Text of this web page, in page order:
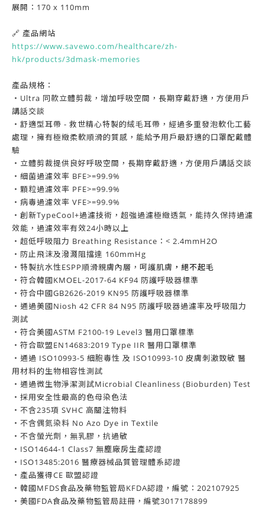
展開：170 x 110mm
🔗 產品網站
https://www.savewo.com/healthcare/zh-
hk/products/3dmask-memories
產品規格：
・Ultra 同款立體剪裁，增加呼吸空間，長期穿戴舒適，方便用戶
講話交談
・舒適型耳帶 - 救世精心特製的絨毛耳帶，經過多重發泡軟化工藝
處理，擁有極緻柔軟順滑的質感，能給予用戶最舒適的口罩配戴體
驗
・立體剪裁提供良好呼吸空間，長期穿戴舒適，方便用戶講話交談
・細菌過濾效率 BFE>=99.9%
・顆粒過濾效率 PFE>=99.9%
・病毒過濾效率 VFE>=99.9%
・創新TypeCool+過濾技術，超強過濾極緻透氣，能持久保持過濾
效能，過濾效率有效24小時以上
・超低呼吸阻力 Breathing Resistance：< 2.4mmH2O
・防止飛沫及潑濺阻擋達 160mmHg
・特製抗水性ESPP順滑親膚內層，呵護肌膚 ，絕不起毛
・符合韓國KMOEL-2017-64 KF94 防護呼吸器標準
・符合中國GB2626-2019 KN95 防護呼吸器標準
・通過美國Niosh 42 CFR 84 N95 防護呼吸器過濾率及呼吸阻力
測試
・符合美國ASTM F2100-19 Level3 醫用口罩標準
・符合歐盟EN14683:2019 Type IIR 醫用口罩標準
・通過 ISO10993-5 細胞毒性 及 ISO10993-10 皮膚刺激致敏 醫
用材料的生物相容性測試
・通過微生物淨潔測試Microbial Cleanliness (Bioburden) Test
・採用安全性最高的色母染色法
・不含235項 SVHC 高關注物料
・不含偶氮染料 No Azo Dye in Textile
・不含螢光劑，無乳膠，抗過敏
・ISO14644-1 Class7 無塵廠房生產認證
・ISO13485:2016 醫療器械品質管理體系認證
・產品獲得CE 歐盟認證
・韓國MFDS食品及藥物監管局KFDA認證，編號：202107925
・美國FDA食品及藥物監管局註冊，編號3017178899